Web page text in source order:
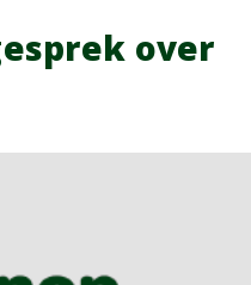
over